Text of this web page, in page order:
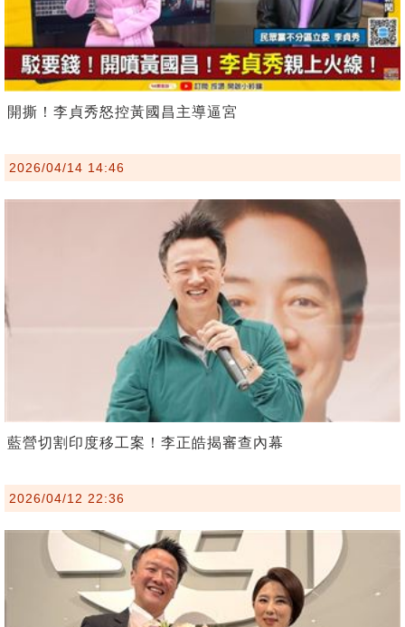
開撕！李貞秀怒控黃國昌主導逼宮
2026/04/14 14:46
藍營切割印度移工案！李正皓揭審查內幕
2026/04/12 22:36